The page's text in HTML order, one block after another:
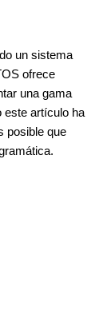
un sistema
ofrece
una gama
este artículo ha
posible que